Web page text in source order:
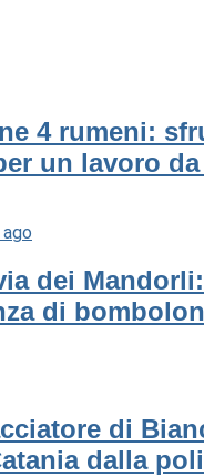
4 rumeni:
un lavoro da
dei
di
di
dalla